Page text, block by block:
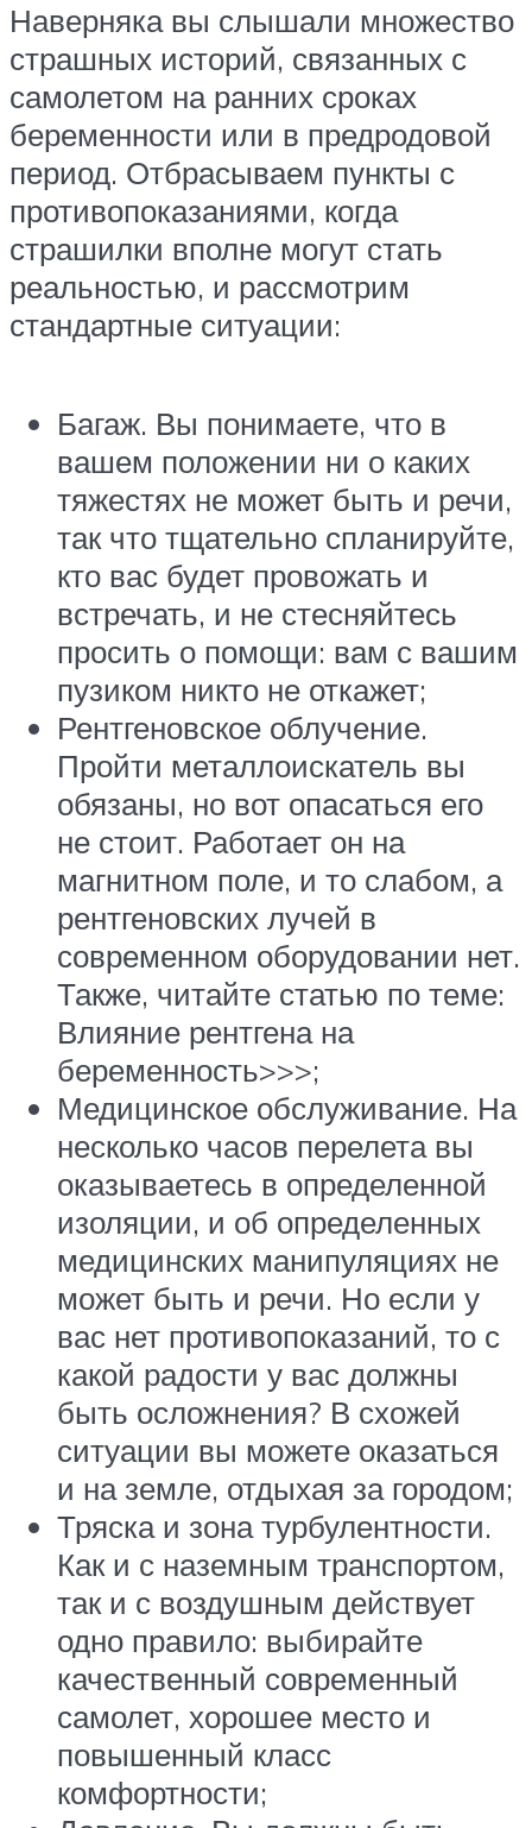
Наверняка вы слышали множество
страшных историй, связанных с
самолетом на ранних сроках
беременности или в предродовой
период. Отбрасываем пункты с
противопоказаниями, когда
страшилки вполне могут стать
реальностью, и рассмотрим
стандартные ситуации:
Багаж. Вы понимаете, что в
вашем положении ни о каких
тяжестях не может быть и речи,
так что тщательно спланируйте,
кто вас будет провожать и
встречать, и не стесняйтесь
просить о помощи: вам с вашим
пузиком никто не откажет;
Рентгеновское облучение.
Пройти металлоискатель вы
обязаны, но вот опасаться его
не стоит. Работает он на
магнитном поле, и то слабом, а
рентгеновских лучей в
современном оборудовании нет.
Также, читайте статью по теме:
Влияние рентгена на
беременность>>>;
Медицинское обслуживание. На
несколько часов перелета вы
оказываетесь в определенной
изоляции, и об определенных
медицинских манипуляциях не
может быть и речи. Но если у
вас нет противопоказаний, то с
какой радости у вас должны
быть осложнения? В схожей
ситуации вы можете оказаться
и на земле, отдыхая за городом;
Тряска и зона турбулентности.
Как и с наземным транспортом,
так и с воздушным действует
одно правило: выбирайте
качественный современный
самолет, хорошее место и
повышенный класс
комфортности;